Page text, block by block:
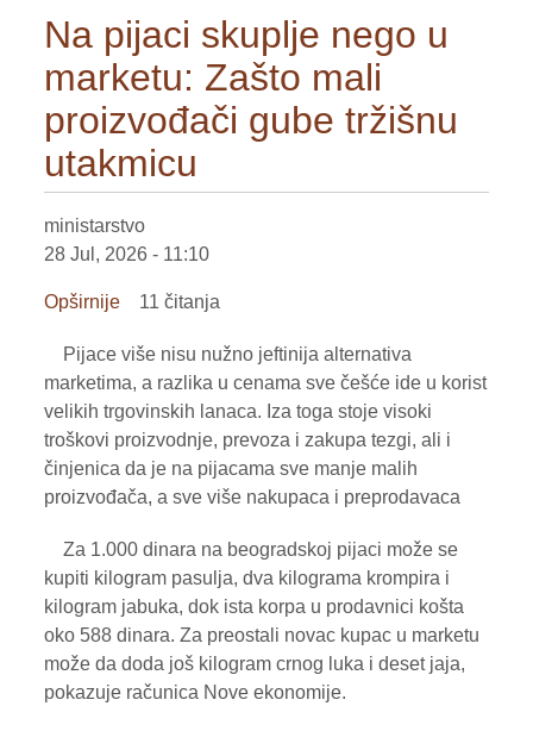
navodnjavanje,
plovidba
i
proizvodnja
struje
Na pijaci skuplje nego u
marketu: Zašto mali
proizvođači gube tržišnu
utakmicu
ministarstvo
28 Jul, 2026 - 11:10
Opširnije
pijaci
skuplje
nego
u
marketu:
Zašto
proizvođači
gube
tržišnu
utakmicu
11 čitanja
Pijace više nisu nužno jeftinija alternativa
marketima, a razlika u cenama sve češće ide u korist
velikih trgovinskih lanaca. Iza toga stoje visoki
troškovi proizvodnje, prevoza i zakupa tezgi, ali i
činjenica da je na pijacama sve manje malih
proizvođača, a sve više nakupaca i preprodavaca
Za 1.000 dinara na beogradskoj pijaci može se
kupiti kilogram pasulja, dva kilograma krompira i
kilogram jabuka, dok ista korpa u prodavnici košta
oko 588 dinara. Za preostali novac kupac u marketu
može da doda još kilogram crnog luka i deset jaja,
pokazuje računica Nove ekonomije.